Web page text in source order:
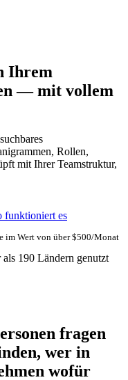
Ihrem
— mit vollem
Rollen,
mit Ihrer Teamstruktur,
funktioniert es
im Wert von über $500/Monat
190 Ländern genutzt
fragen
wer in
wofür